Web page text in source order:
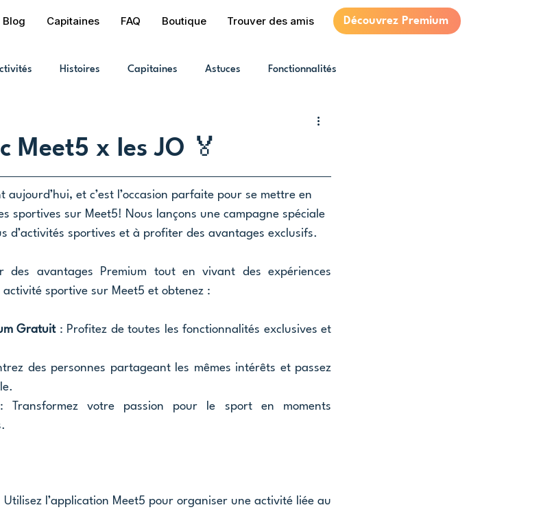
Blog Capitaines FAQ Boutique Trouver des amis Découvrez Premium
Histoires Capitaines Astuces Fonctionnalités
Meet5 x les JO 🏅
aujourd’hui, et c’est l’occasion parfaite pour se mettre en
sportives sur Meet5! Nous lançons une campagne spéciale
d’activités sportives et à profiter des avantages exclusifs.
des avantages Premium tout en vivant des expériences
sportive sur Meet5 et obtenez :
Gratuit : Profitez de toutes les fonctionnalités exclusives et
des personnes partageant les mêmes intérêts et passez
Transformez votre passion pour le sport en moments
Utilisez l’application Meet5 pour organiser une activité liée au